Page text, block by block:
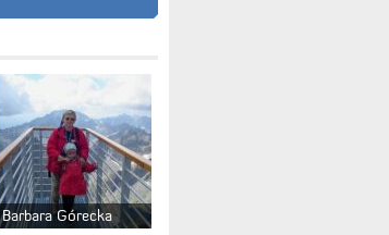
Barbara Górecka